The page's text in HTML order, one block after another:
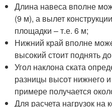
Длина навеса вполне
(9 м), а вылет
площадки – т.е. 6 м;
Нижний край вполне
высокий стоит поднять
Угол наклона ската
разницы высот нижнего
примере получается
Для расчета нагрузок на